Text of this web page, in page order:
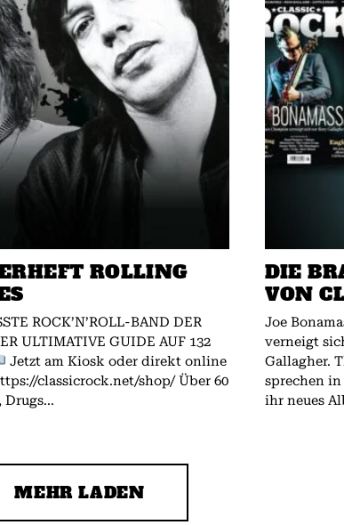
ROLLING
ROCK’N’ROLL-BAND DER
ULTIMATIVE GUIDE AUF 132
Jetzt am Kiosk oder direkt online
classicrock.net/shop/ Über 60
Drugs...
DIE
VON
Joe
verneigt
Gallagher. The Rolling Stones: Die Legenden
sprechen
ihr neues
MEHR LADEN